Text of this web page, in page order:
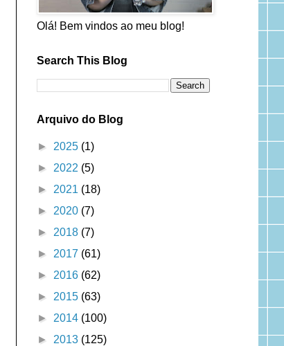
Olá! Bem vindos ao meu blog!
Search This Blog
Arquivo do Blog
► 2025 (1)
► 2022 (5)
► 2021 (18)
► 2020 (7)
► 2018 (7)
► 2017 (61)
► 2016 (62)
► 2015 (63)
► 2014 (100)
► 2013 (125)